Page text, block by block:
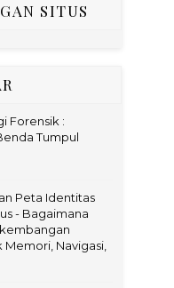
SITUS
Forensik :
Tumpul
Peta Identitas
- Bagaimana
Navigasi,